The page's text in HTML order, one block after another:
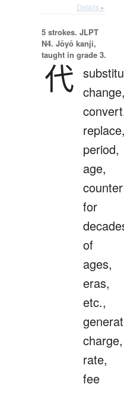
Details ▸
5 strokes. JLPT
N4. Jōyō kanji,
taught in grade 3.
代
period,
age,
counter
for
of
ages,
eras,
etc.,
charge,
rate,
fee